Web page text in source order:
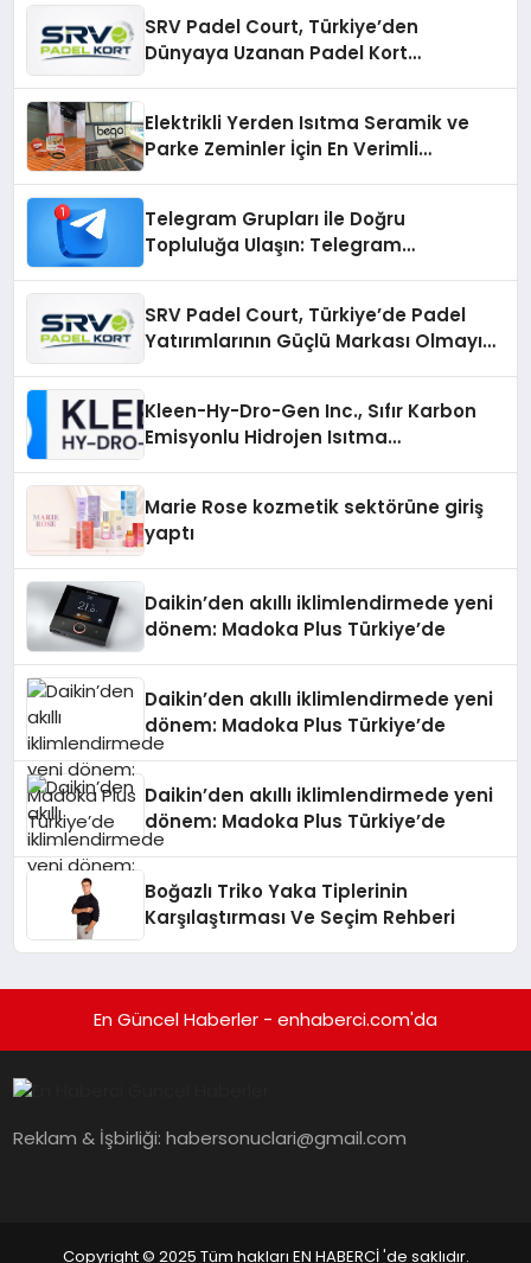
SRV Padel Court, Türkiye’den
Dünyaya Uzanan Padel Kort
Elektrikli Yerden Isıtma Seramik ve
Parke Zeminler İçin En Verimli
Telegram Grupları ile Doğru
Topluluğa Ulaşın: Telegram
SRV Padel Court, Türkiye’de Padel
Yatırımlarının Güçlü Markası Olmayı
Kleen-Hy-Dro-Gen Inc., Sıfır Karbon
Emisyonlu Hidrojen Isıtma
Marie Rose kozmetik sektörüne giriş
yaptı
Daikin’den akıllı iklimlendirmede yeni
dönem: Madoka Plus Türkiye’de
Daikin’den akıllı iklimlendirmede yeni
dönem: Madoka Plus Türkiye’de
Daikin’den akıllı iklimlendirmede yeni
dönem: Madoka Plus Türkiye’de
Boğazlı Triko Yaka Tiplerinin
Karşılaştırması Ve Seçim Rehberi
En Güncel Haberler - enhaberci.com'da
Reklam & İşbirliği:habersonuclari@gmail.com
Copyright © 2025 Tüm hakları EN HABERCİ 'de saklıdır.